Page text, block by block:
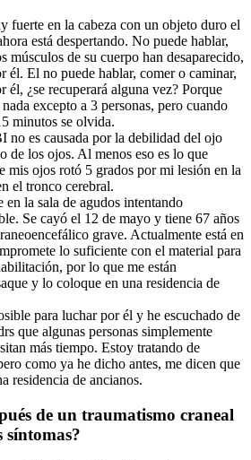
fuerte en la cabeza con un objeto duro el
está despertando. No puede hablar,
músculos de su cuerpo han desaparecido,
él. El no puede hablar, comer o caminar,
él, ¿se recuperará alguna vez? Porque
excepto a 3 personas, pero cuando
minutos se olvida.
es causada por la debilidad del ojo
de los ojos. Al menos eso es lo que
mis ojos rotó 5 grados por mi lesión en la
el tronco cerebral.
en la sala de agudos intentando
Se cayó el 12 de mayo y tiene 67 años
grave. Actualmente está en
lo suficiente con el material para
por lo que me están
y lo coloque en una residencia de
para luchar por él y he escuchado de
que algunas personas simplemente
más tiempo. Estoy tratando de
como ya he dicho antes, me dicen que
residencia de ancianos.
de un traumatismo craneal
síntomas?